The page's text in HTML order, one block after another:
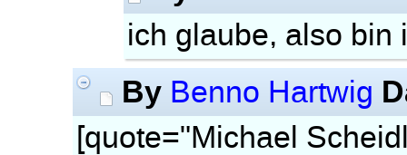
ich glaube, also bin
By Benno Hartwig
[quote="Michael